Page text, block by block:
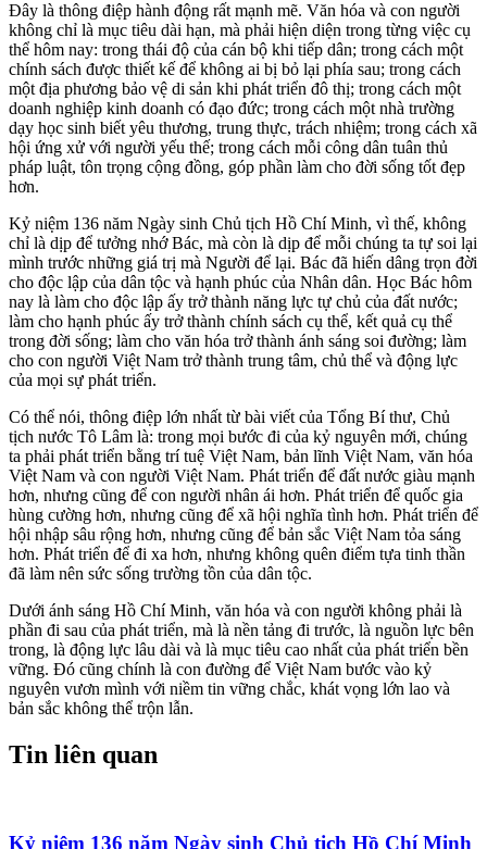
Đây là thông điệp hành động rất mạnh mẽ. Văn hóa và con người
không chỉ là mục tiêu dài hạn, mà phải hiện diện trong từng việc cụ
thể hôm nay: trong thái độ của cán bộ khi tiếp dân; trong cách một
chính sách được thiết kế để không ai bị bỏ lại phía sau; trong cách
một địa phương bảo vệ di sản khi phát triển đô thị; trong cách một
doanh nghiệp kinh doanh có đạo đức; trong cách một nhà trường
dạy học sinh biết yêu thương, trung thực, trách nhiệm; trong cách xã
hội ứng xử với người yếu thế; trong cách mỗi công dân tuân thủ
pháp luật, tôn trọng cộng đồng, góp phần làm cho đời sống tốt đẹp
hơn.
Kỷ niệm 136 năm Ngày sinh Chủ tịch Hồ Chí Minh, vì thế, không
chỉ là dịp để tưởng nhớ Bác, mà còn là dịp để mỗi chúng ta tự soi lại
mình trước những giá trị mà Người để lại. Bác đã hiến dâng trọn đời
cho độc lập của dân tộc và hạnh phúc của Nhân dân. Học Bác hôm
nay là làm cho độc lập ấy trở thành năng lực tự chủ của đất nước;
làm cho hạnh phúc ấy trở thành chính sách cụ thể, kết quả cụ thể
trong đời sống; làm cho văn hóa trở thành ánh sáng soi đường; làm
cho con người Việt Nam trở thành trung tâm, chủ thể và động lực
của mọi sự phát triển.
Có thể nói, thông điệp lớn nhất từ bài viết của Tổng Bí thư, Chủ
tịch nước Tô Lâm là: trong mọi bước đi của kỷ nguyên mới, chúng
ta phải phát triển bằng trí tuệ Việt Nam, bản lĩnh Việt Nam, văn hóa
Việt Nam và con người Việt Nam. Phát triển để đất nước giàu mạnh
hơn, nhưng cũng để con người nhân ái hơn. Phát triển để quốc gia
hùng cường hơn, nhưng cũng để xã hội nghĩa tình hơn. Phát triển để
hội nhập sâu rộng hơn, nhưng cũng để bản sắc Việt Nam tỏa sáng
hơn. Phát triển để đi xa hơn, nhưng không quên điểm tựa tinh thần
đã làm nên sức sống trường tồn của dân tộc.
Dưới ánh sáng Hồ Chí Minh, văn hóa và con người không phải là
phần đi sau của phát triển, mà là nền tảng đi trước, là nguồn lực bên
trong, là động lực lâu dài và là mục tiêu cao nhất của phát triển bền
vững. Đó cũng chính là con đường để Việt Nam bước vào kỷ
nguyên vươn mình với niềm tin vững chắc, khát vọng lớn lao và
bản sắc không thể trộn lẫn.
Tin liên quan
Kỷ niệm 136 năm Ngày sinh Chủ tịch Hồ Chí Minh